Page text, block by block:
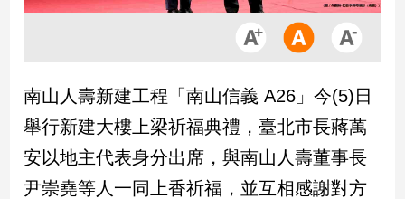
品
政
治
政
治
焦
南山人壽新建工程「南山信義 A26」今(5)日
舉行新建大樓上梁祈福典禮，臺北市長蔣萬
安以地主代表身分出席，與南山人壽董事長
尹崇堯等人一同上香祈福，並互相感謝對方